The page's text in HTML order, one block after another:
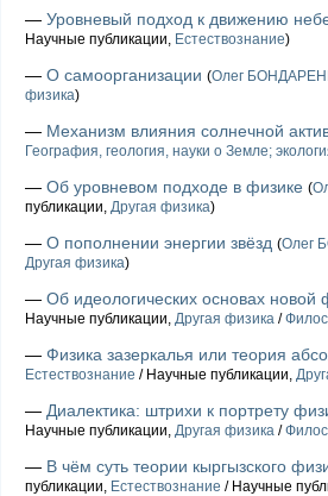
— Уровневый подход к движению
Научные публикации, Естествознание)
— О самоорганизации (Олег
физика)
— Механизм влияния солнечной
География, геология, науки о Земле;
— Об уровневом подходе в физике (
публикации, Другая физика)
— О пополнении энергии звёзд (Олег
Другая физика)
— Об идеологических основах новой
Научные публикации, Другая физика /
— Физика зазеркалья или теория
Естествознание / Научные публикации,
— Диалектика: штрихи к портрету
Научные публикации, Другая физика /
— В чём суть теории кыргызского
публикации, Естествознание / Научные